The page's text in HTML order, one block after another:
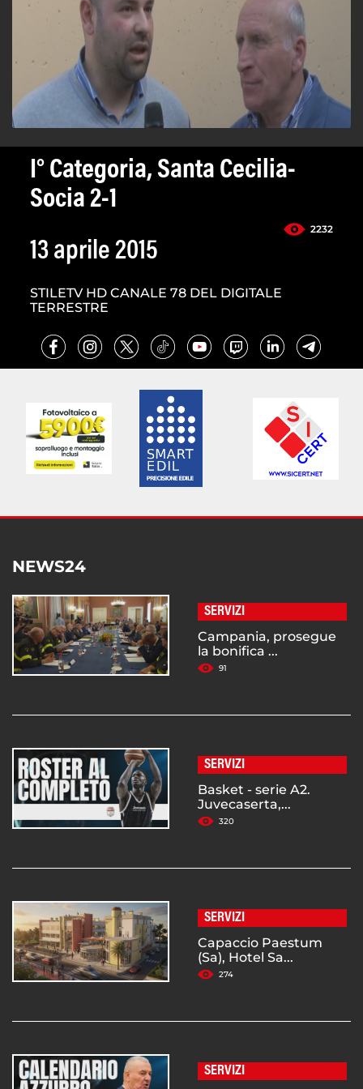
I° Categoria, Santa Cecilia-
Socia 2-1
2232
13 aprile 2015
STILETV HD CANALE 78 DEL DIGITALE
TERRESTRE
NEWS24
SERVIZI
Campania, prosegue
la bonifica ...
91
SERVIZI
Basket - serie A2.
Juvecaserta,...
320
SERVIZI
Capaccio Paestum
(Sa), Hotel Sa...
274
SERVIZI